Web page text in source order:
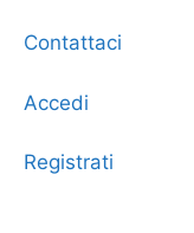
Contattaci
Accedi
Registrati